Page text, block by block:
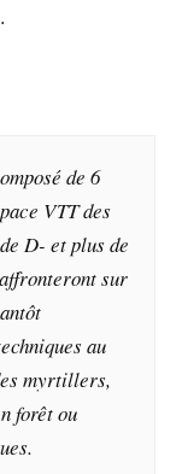
de 6
VTT des
D- et plus de
sur
au
myrtillers,
forêt ou